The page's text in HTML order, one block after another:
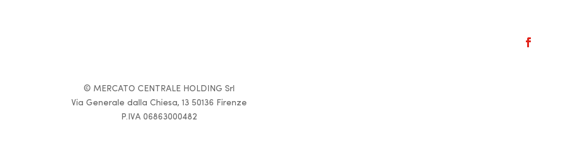
© MERCATO CENTRALE HOLDING Srl
Via Generale dalla Chiesa, 13 50136 Firenze
P.IVA 06863000482